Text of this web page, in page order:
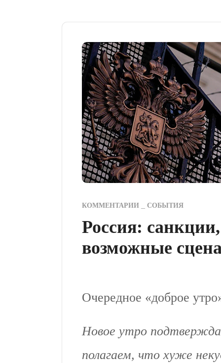
КОММЕНТАРИИ СОБЫТИЯ
Россия:
возможные
Очередное «доброе
Новое утро
полагаем, что хуже